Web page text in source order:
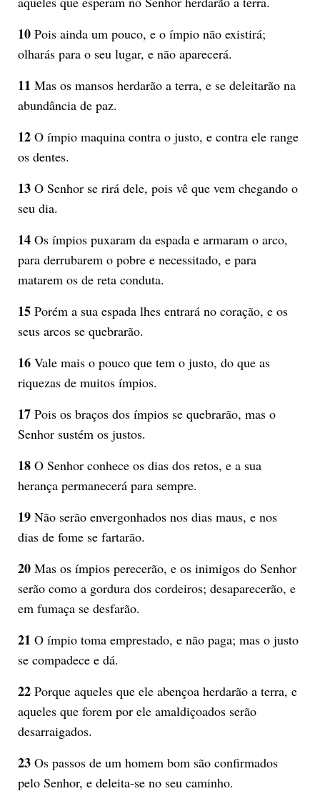
10Pois ainda um pouco, e o ímpio não existirá;
olharás para o seu lugar, e não aparecerá.
11 Mas os mansos herdarão a terra, e se deleitarão na
abundância de paz.
12O ímpio maquina contra o justo, e contra ele range
os dentes.
13O Senhor se rirá dele, pois vê que vem chegando o
seu dia.
14Os ímpios puxaram da espada e armaram o arco,
para derrubarem o pobre e necessitado, e para
matarem os de reta conduta.
15Porém a sua espada lhes entrará no coração, e os
seus arcos se quebrarão.
16Vale mais o pouco que tem o justo, do que as
riquezas de muitos ímpios.
17Pois os braços dos ímpios se quebrarão, mas o
Senhor sustém os justos.
18O Senhor conhece os dias dos retos, e a sua
herança permanecerá para sempre.
19Não serão envergonhados nos dias maus, e nos
dias de fome se fartarão.
20Mas os ímpios perecerão, e os inimigos do Senhor
serão como a gordura dos cordeiros; desaparecerão, e
em fumaça se desfarão.
21 O ímpio toma emprestado, e não paga; mas o justo
se compadece e dá.
22Porque aqueles que ele abençoa herdarão a terra, e
aqueles que forem por ele amaldiçoados serão
desarraigados.
23Os passos de um homem bom são confirmados
pelo Senhor, e deleita-se no seu caminho.